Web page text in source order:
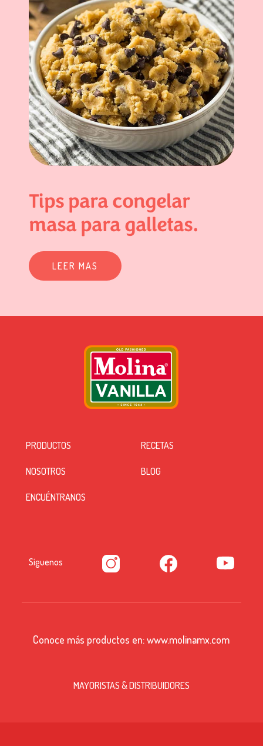
Tips para congelar
masa para galletas.
LEER MAS
PRODUCTOS RECETAS
NOSOTROS BLOG
ENCUÉNTRANOS
Síguenos
Conoce más productos en:www.molinamx.com
MAYORISTAS & DISTRIBUIDORES